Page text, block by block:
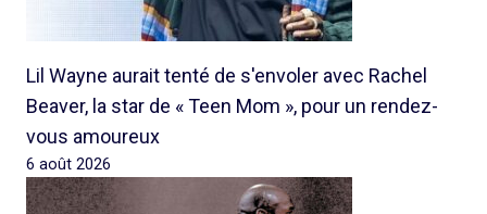
Lil Wayne aurait tenté de s'envoler avec Rachel
Beaver, la star de « Teen Mom », pour un rendez-
vous amoureux
6 août 2026